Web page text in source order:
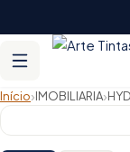
Início›IMOBILIARIA›